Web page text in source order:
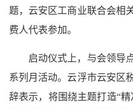
题，云安区工商业联合会相
费人代表参加。
启动仪式上，与会领导
系列月活动。云浮市云安区
辞表示，将围绕主题打造“